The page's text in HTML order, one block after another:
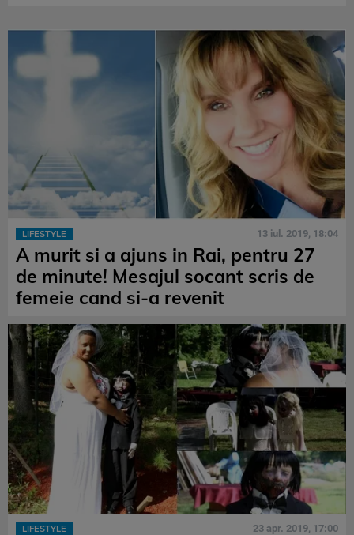
LIFESTYLE 13 iul. 2019, 18:04
A murit si a ajuns in Rai, pentru 27
de minute! Mesajul socant scris de
femeie cand si-a revenit
LIFESTYLE 23 apr. 2019, 17:00